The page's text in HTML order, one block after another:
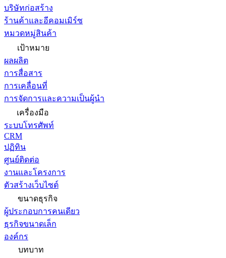
บริษัทก่อสร้าง
ร้านค้าและอีคอมเมิร์ซ
หมวดหมู่สินค้า
เป้าหมาย
ผลผลิต
การสื่อสาร
การเคลื่อนที่
การจัดการและความเป็นผู้นำ
เครื่องมือ
ระบบโทรศัพท์
CRM
ปฏิทิน
ศูนย์ติดต่อ
งานและโครงการ
ตัวสร้างเว็บไซต์
ขนาดธุรกิจ
ผู้ประกอบการคนเดียว
ธุรกิจขนาดเล็ก
องค์กร
บทบาท